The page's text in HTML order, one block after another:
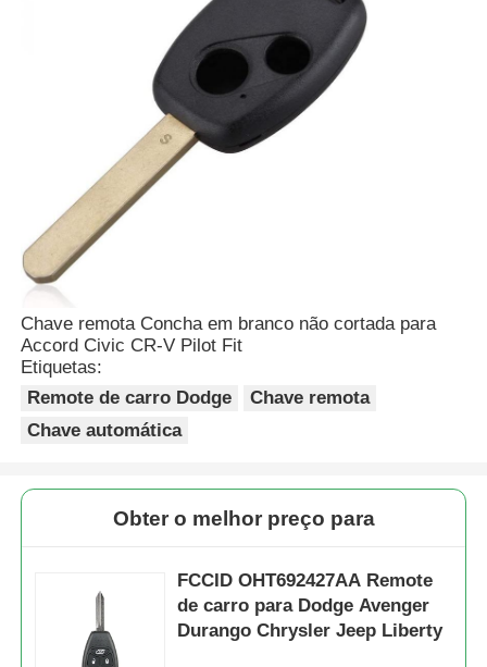
Chave remota Concha em branco não cortada para
Accord Civic CR-V Pilot Fit
Etiquetas:
Remote de carro Dodge
Chave remota
Chave automática
Obter o melhor preço para
FCCID OHT692427AA Remote
de carro para Dodge Avenger
Durango Chrysler Jeep Liberty